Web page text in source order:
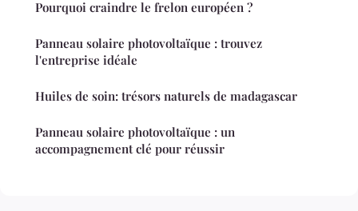
Pourquoi craindre le frelon européen ?
Panneau solaire photovoltaïque : trouvez
l'entreprise idéale
Huiles de soin: trésors naturels de madagascar
Panneau solaire photovoltaïque : un
accompagnement clé pour réussir